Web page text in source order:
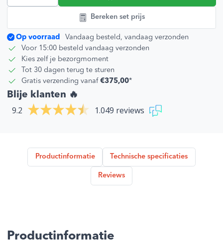
Bereken set prijs
Op voorraad
Vandaag besteld, vandaag verzonden
Voor 15:00 besteld vandaag verzonden
Kies zelf je bezorgmoment
Tot 30 dagen terug te sturen
Gratis verzending vanaf €375,00*
Blije klanten 🔥
9.2 1.049 reviews
Productinformatie Technische specificaties
Reviews
Productinformatie